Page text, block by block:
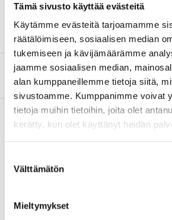
Tämä sivusto käyttää evästeitä
Käytämme evästeitä tarjoamamme
räätälöimiseen, sosiaalisen median
tukemiseen ja kävijämäärämme
jaamme sosiaalisen median,
alan kumppaneillemme tietoja siitä,
sivustoamme. Kumppanimme voivat
tietoja muihin tietoihin, joita olet
kerätty, kun olet käyttänyt heidän
valinta
Välttämätön
Mieltymykset
Quantity
About the manufacturer
Pay & Collect in your local store